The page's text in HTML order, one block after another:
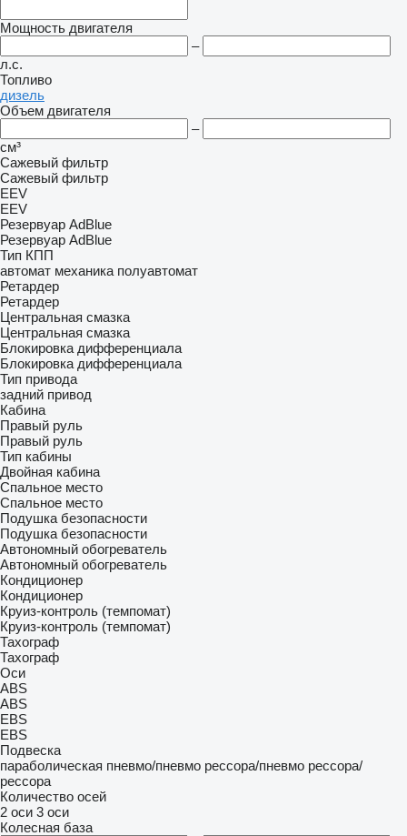
Мощность двигателя
–
л.с.
Топливо
дизель
Объем двигателя
–
см³
Сажевый фильтр
Сажевый фильтр
EEV
EEV
Резервуар AdBlue
Резервуар AdBlue
Тип КПП
автомат механика полуавтомат
Ретардер
Ретардер
Центральная смазка
Центральная смазка
Блокировка дифференциала
Блокировка дифференциала
Тип привода
задний привод
Кабина
Правый руль
Правый руль
Тип кабины
Двойная кабина
Спальное место
Спальное место
Подушка безопасности
Подушка безопасности
Автономный обогреватель
Автономный обогреватель
Кондиционер
Кондиционер
Круиз-контроль (темпомат)
Круиз-контроль (темпомат)
Тахограф
Тахограф
Оси
ABS
ABS
EBS
EBS
Подвеска
параболическая пневмо/пневмо рессора/пневмо рессора/
рессора
Количество осей
2 оси 3 оси
Колесная база